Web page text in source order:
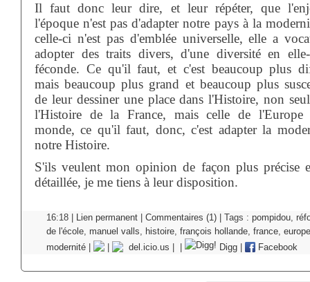
Il faut donc leur dire, et leur répéter, que
l'époque n'est pas d'adapter notre pays à la
celle-ci n'est pas d'emblée universelle, elle a
adopter des traits divers, d'une diversité en elle-
féconde. Ce qu'il faut, et c'est beaucoup plus
mais beaucoup plus grand et beaucoup plus
de leur dessiner une place dans l'Histoire, non
l'Histoire de la France, mais celle de
monde, ce qu'il faut, donc, c'est adapter la
notre Histoire.
S'ils veulent mon opinion de façon plus précise
détaillée, je me tiens à leur disposition.
16:18 | Lien permanent Commentaires (1) | Tags : pompidou,
de l'école, manuel valls, histoire, françois hollande, france, europe
modernité
del.icio.us Digg Facebook